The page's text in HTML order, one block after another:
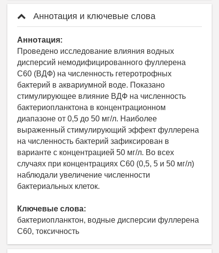
Аннотация и ключевые слова
Аннотация:
Проведено исследование влияния водных
дисперсий немодифицированного фуллерена
С60 (ВДФ) на численность гетеротрофных
бактерий в аквариумной воде. Показано
стимулирующее влияние ВДФ на численность
бактериопланктона в концентрационном
диапазоне от 0,5 до 50 мг/л. Наиболее
выраженный стимулирующий эффект фуллерена
на численность бактерий зафиксирован в
варианте c концентрацией 50 мг/л. Во всех
случаях при концентрациях С60 (0,5, 5 и 50 мг/л)
наблюдали увеличение численности
бактериальных клеток.
Ключевые слова:
бактериопланктон, водные дисперсии фуллерена
С60, токсичность